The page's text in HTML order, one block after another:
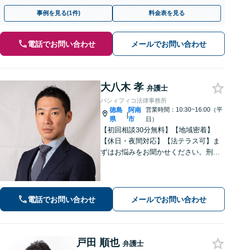
主の方初回面談無料】
事例を見る(1件) 料金表を見る
電話でお問い合わせ メールでお問い合わせ
大八木 孝 弁護士
パシィフィコ法律事務所
徳島
県
|
阿南
市
営業時間：10:30~16:00（平
日）
【初回相談30分無料】【地域密着】
【休日・夜間対応】【法テラス可】ま
ずはお悩みをお聞かせください。刑事
状況から抜け出すお手伝いをします。
電話でお問い合わせ メールでお問い合わせ
戸田 順也 弁護士